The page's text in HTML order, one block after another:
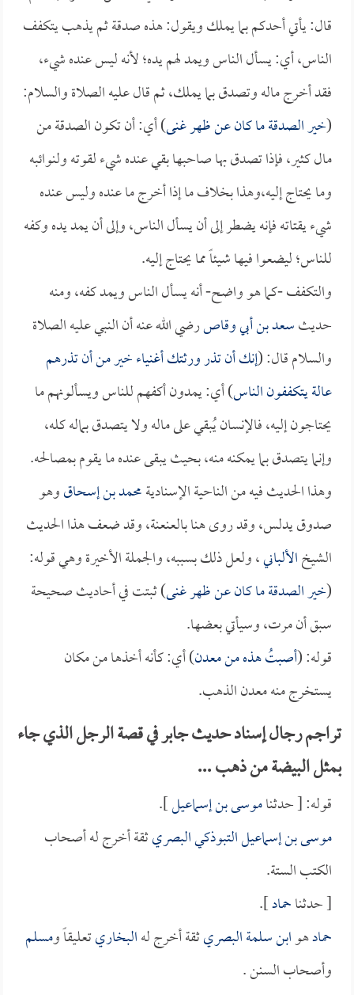
قال: يأتي أحدكم بما يملك ويقول: هذه صدقة ثم يذهب يتكفف
الناس، أي: يسأل الناس ويمد لهم يده؛ لأنه ليس عنده شيء،
فقد أخرج ماله وتصدق بما يملك، ثم قال عليه الصلاة والسلام:
(خير الصدقة ما كان عن ظهر غنى) أي: أن تكون الصدقة من
مال كثير، فإذا تصدق بها صاحبها بقي عنده شيء لقوته ولنوائبه
وما يحتاج إليه،وهذا بخلاف ما إذا أخرج ما عنده وليس عنده
شيء يقتاته فإنه يضطر إلى أن يسأل الناس، وإلى أن يمد يده وكفه
للناس؛ ليضعوا فيها شيئاً مما يحتاج إليه.
والتكفف -كما هو واضح- أنه يسأل الناس ويمد كفه، ومنه
حديثسعد بن أبي وقاصرضي الله عنه أن النبي عليه الصلاة
والسلام قال: (إنك أن تذر ورثتك أغنياء خير من أن تذرهم
عالة يتكففون الناس) أي: يمدون أكفهم للناس ويسألونهم ما
يحتاجون إليه، فالإنسان يُبقي على ماله ولا يتصدق بماله كله،
وإنما يتصدق بما يمكنه منه، بحيث يبقى عنده ما يقوم بمصالحه.
وهذا الحديث فيه من الناحية الإسناديةمحمد بن إسحاقوهو
صدوق يدلس، وقد روى هنا بالعنعنة، وقد ضعف هذا الحديث
الشيخالألباني، ولعل ذلك بسببه، والجملة الأخيرة وهي قوله:
(خير الصدقة ما كان عن ظهر غنى) ثبتت في أحاديث صحيحة
سبق أن مرت، وسيأتي بعضها.
قوله: (أصبتُ هذه من معدن) أي: كأنه أخذها من مكان
يستخرج منه معدن الذهب.
تراجم رجال إسناد حديث جابر في قصة الرجل الذي جاء
بمثل البيضة من ذهب ...
قوله: [ حدثناموسى بن إسماعيل].
موسى بن إسماعيل التبوذكي البصريثقة أخرج له أصحاب
الكتب الستة.
[ حدثناحماد].
حمادهوابن سلمة البصريثقة أخرج لهالبخاريتعليقاً ومسلم
وأصحاب السنن .